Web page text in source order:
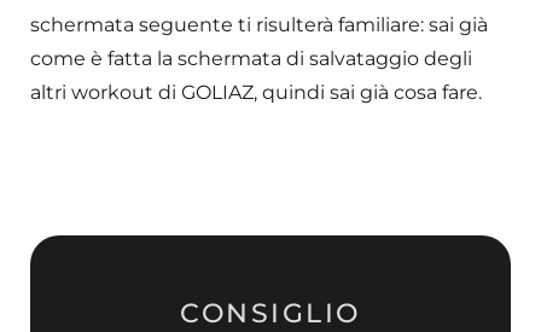
schermata seguente ti risulterà familiare: sai già
come è fatta la schermata di salvataggio degli
altri workout di GOLIAZ, quindi sai già cosa fare.
CONSIGLIO